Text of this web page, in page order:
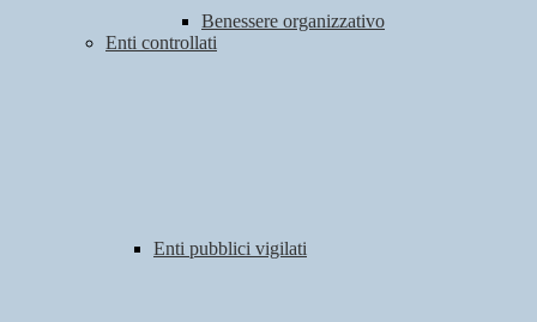
Benessere organizzativo
Enti controllati
Enti pubblici vigilati